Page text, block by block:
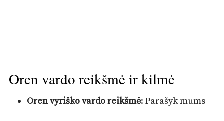
Oren vardo reikšmė ir kilmė
Oren vyriško vardo reikšmė: Parašyk mums